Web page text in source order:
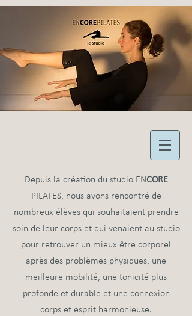
Depuis la création du studio ENCORE
PILATES, nous avons rencontré de
nombreux élèves qui souhaitaient prendre
soin de leur corps et qui venaient au studio
pour retrouver un mieux être corporel
après des problèmes physiques, une
meilleure mobilité, une tonicité plus
profonde et durable et une connexion
corps et esprit harmonieuse.